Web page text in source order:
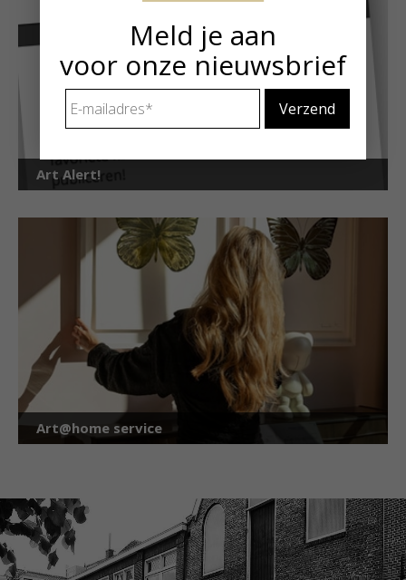
Art Alert!
Art@home service
Meld je aan
voor onze nieuwsbrief
mailadres *